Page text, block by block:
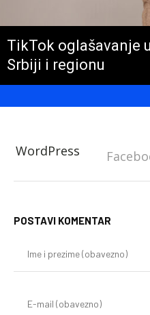
TikTok oglašavanje
Srbiji i regionu
WordPress
POSTAVI KOMENTAR